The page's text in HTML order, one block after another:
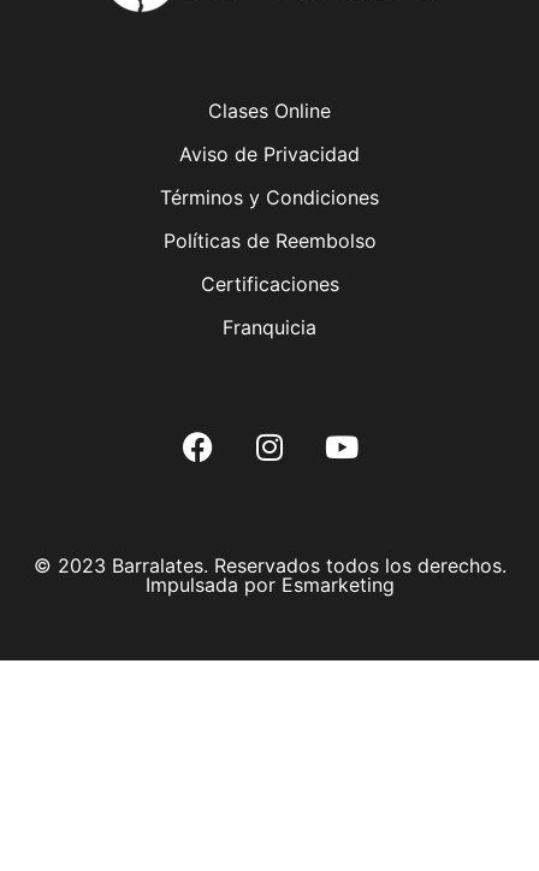
Clases Online
Aviso de Privacidad
Términos y Condiciones
Políticas de Reembolso
Certificaciones
Franquicia
© 2023 Barralates. Reservados todos los derechos.
Impulsada por Esmarketing